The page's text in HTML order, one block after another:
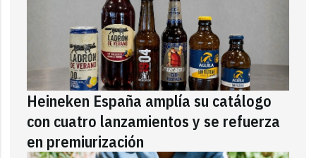
Heineken España amplía su catálogo
con cuatro lanzamientos y se refuerza
en premiurización